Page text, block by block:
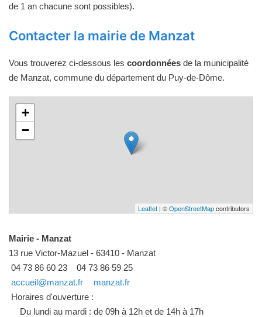
de 1 an chacune sont possibles).
Contacter la mairie de Manzat
Vous trouverez ci-dessous les coordonnées de la municipalité
de Manzat, commune du département du Puy-de-Dôme.
+
−
Leaflet | ©OpenStreetMapcontributors
Mairie - Manzat
13 rue Victor-Mazuel - 63410 - Manzat
04 73 86 60 23
04 73 86 59 25
accueil@manzat.fr
manzat.fr
Horaires d'ouverture :
Du lundi au mardi : de 09h à 12h et de 14h à 17h